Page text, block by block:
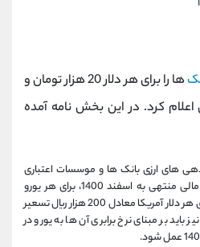
ها را برای هر دلار 20 هزار تومان و
هزار تومان اعلام کرد. در این بخش نامه آمده
های ارزی بانک ها و موسسات اعتباری
غیربانکی برای گزارشگری مالی منتهی به اسفند 1400،‌ برای هر یورو
معادل 220 هزار ریال و برای هر دلار آمریکا معادل 200 هزار ریال تسعیر
باید بر مبنای نرخ برابری آن ها به یورو در
021-22021030
90001030
@alirezamehrabi_official